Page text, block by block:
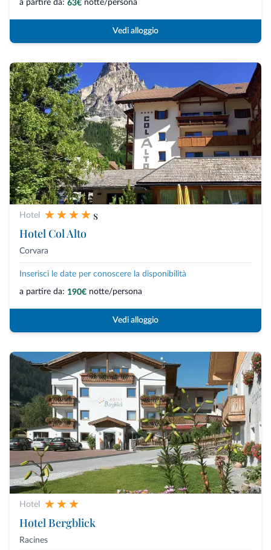
a partire da: 63€ notte/persona
Vedi alloggio
Hotel
s
Hotel Col Alto
Corvara
Inserisci le date per conoscere la disponibilità
a partire da: 190€ notte/persona
Vedi alloggio
Hotel
Hotel Bergblick
Racines